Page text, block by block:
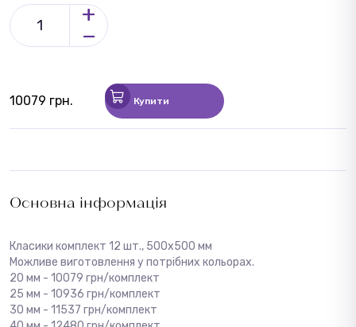
Основна інформація
Класики комплект 12 шт., 500х500 мм
Можливе виготовлення у потрібних кольорах.
20 мм - 10079 грн/комплект
25 мм - 10936 грн/комплект
30 мм - 11537 грн/комплект
+
−
10079 грн. Купити